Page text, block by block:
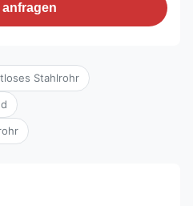
Stahlrohr